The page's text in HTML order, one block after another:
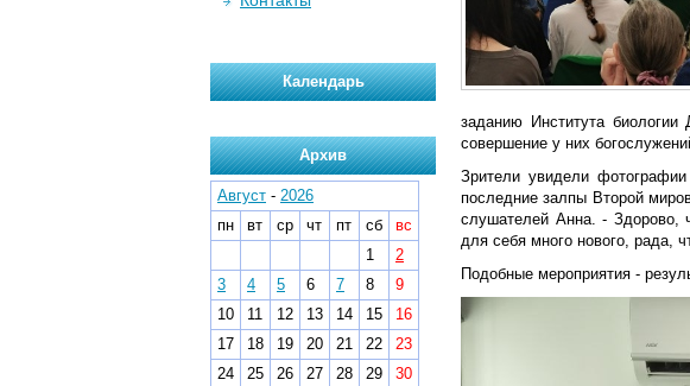
заданию Института
совершение у них
Зрители увидели
последние залпы Второй
слушателей Анна. - Здорово,
для себя много нового, рада,
Подобные мероприятия -
Календарь
Архив
Август - 2026
пн
вт ср чт пт сб
вс
1
2
3
4 5 6 7 8
9
10
11 12 13 14 15
16
17
18 19 20 21 22
23
24
25 26 27 28 29
30